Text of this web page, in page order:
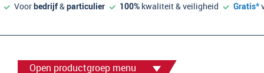
Voorbedrijf&particulier 100% kwaliteit & veiligheid Gratis*
Open productgroep menu